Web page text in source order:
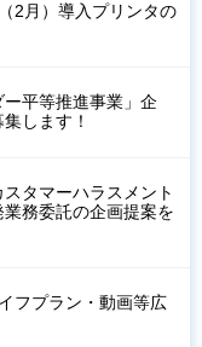
2月）導入プリンタの
ー平等推進事業」企
します！
タマーハラスメント
務委託の企画提案を
フプラン・動画等広